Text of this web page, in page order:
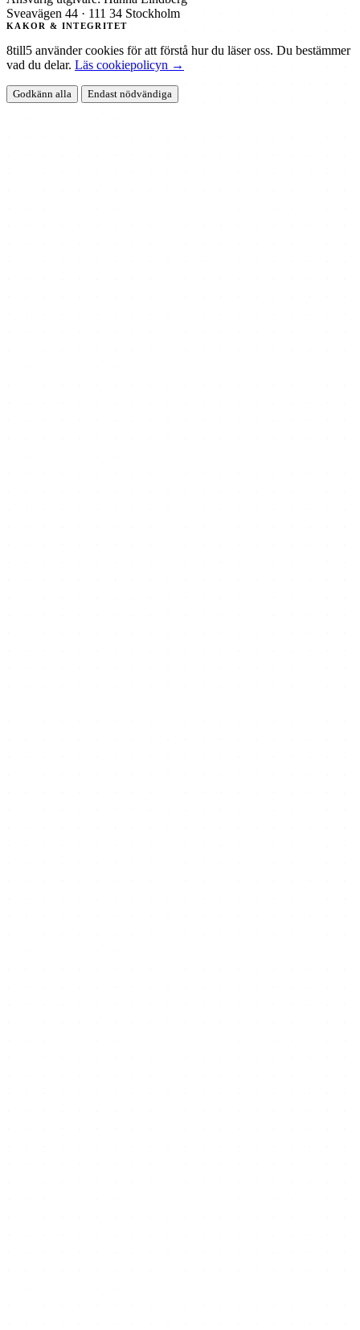
Sveavägen 44 · 111 34 Stockholm
KAKOR & INTEGRITET
8till5 använder cookies för att förstå hur du läser oss. Du bestämmer
vad du delar. Läs cookiepolicyn →
Godkänn alla Endast nödvändiga